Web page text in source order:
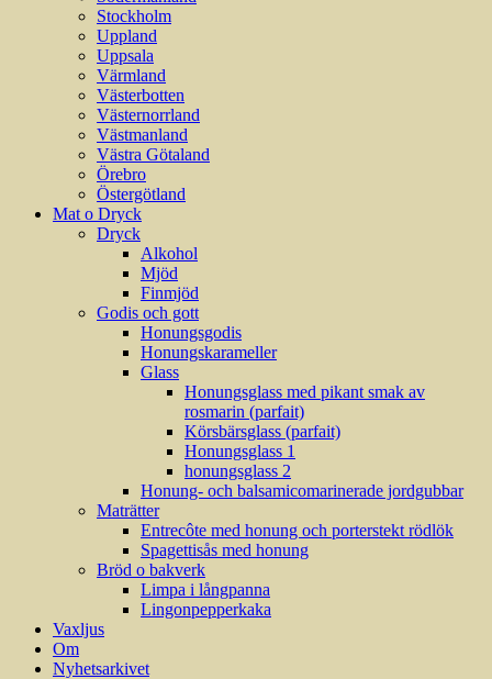
Stockholm
Uppland
Uppsala
Värmland
Västerbotten
Västernorrland
Västmanland
Västra Götaland
Örebro
Östergötland
Mat o Dryck
Dryck
Alkohol
Mjöd
Finmjöd
Godis och gott
Honungsgodis
Honungskarameller
Glass
Honungsglass med pikant smak av
rosmarin (parfait)
Körsbärsglass (parfait)
Honungsglass 1
honungsglass 2
Honung- och balsamicomarinerade jordgubbar
Maträtter
Entrecôte med honung och porterstekt rödlök
Spagettisås med honung
Bröd o bakverk
Limpa i långpanna
Lingonpepperkaka
Vaxljus
Om
Nyhetsarkivet